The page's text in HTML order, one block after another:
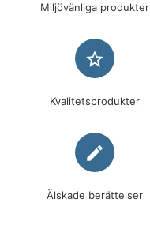
Miljövänliga produkter
star_border
Kvalitetsprodukter
edit
Älskade berättelser